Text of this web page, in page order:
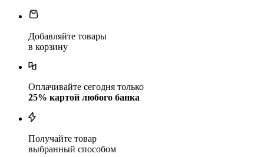
Добавляйте товары
в корзину
Оплачивайте сегодня только
25% картой любого банка
Получайте товар
выбранный способом